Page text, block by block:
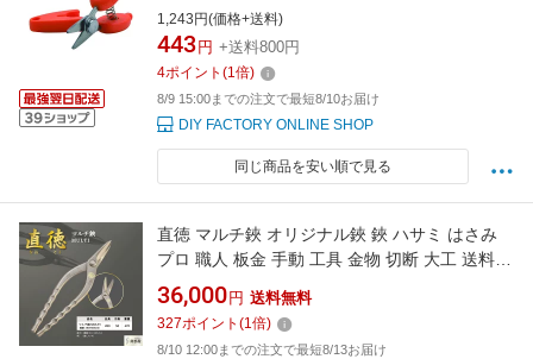
1,243円(価格+送料)
443 円 +送料800円
4ポイント (1倍)
8/9 15:00までの注文で最短8/10お届け
DIY FACTORY ONLINE SHOP
同じ商品を安い順で見る
直徳 マルチ鋏 オリジナル鋏 鋏 ハサミ はさみ
プロ 職人 板金 手動 工具 金物 切断 大工 送料無
料 道具 素材 地金 ハガネ 切断 手造り 在庫 板金
職人 本物 板金工具 板金はさみ 南部屋 ナンナン
君 NANBUYA
36,000 円 送料無料
327ポイント (1倍)
8/10 12:00までの注文で最短8/13お届け